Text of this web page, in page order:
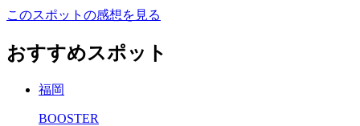
このスポットの感想を見る
おすすめスポット
福岡
BOOSTER